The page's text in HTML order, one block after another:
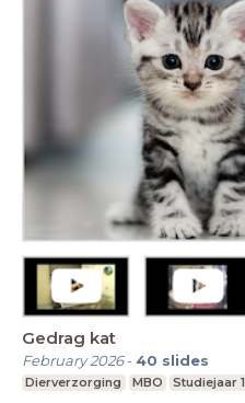
Gedrag kat
February 2026- 40 slides
Dierverzorging MBO Studiejaar 1